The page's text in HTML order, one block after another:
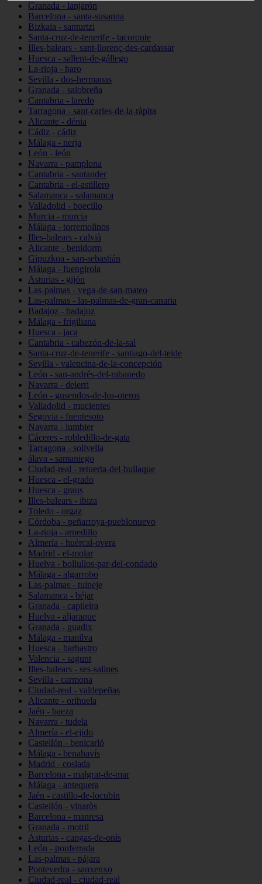
Granada - lanjarón
Barcelona - santa-susanna
Bizkaia - santurtzi
Santa-cruz-de-tenerife - tacoronte
Illes-balears - sant-llorenç-des-cardassar
Huesca - sallent-de-gállego
La-rioja - haro
Sevilla - dos-hermanas
Granada - salobreña
Cantabria - laredo
Tarragona - sant-carles-de-la-ràpita
Alicante - dénia
Cádiz - cádiz
Málaga - nerja
León - león
Navarra - pamplona
Cantabria - santander
Cantabria - el-astillero
Salamanca - salamanca
Valladolid - boecillo
Murcia - murcia
Málaga - torremolinos
Illes-balears - calvià
Alicante - benidorm
Gipuzkoa - san-sebastián
Málaga - fuengirola
Asturias - gijón
Las-palmas - vega-de-san-mateo
Las-palmas - las-palmas-de-gran-canaria
Badajoz - badajoz
Málaga - frigiliana
Huesca - jaca
Cantabria - cabezón-de-la-sal
Santa-cruz-de-tenerife - santiago-del-teide
Sevilla - valencina-de-la-concepción
León - san-andrés-del-rabanedo
Navarra - deierri
León - gusendos-de-los-oteros
Valladolid - mucientes
Segovia - fuentesoto
Navarra - lumbier
Cáceres - robledillo-de-gata
Tarragona - solivella
álava - samaniego
Ciudad-real - retuerta-del-bullaque
Huesca - el-grado
Huesca - graus
Illes-balears - ibiza
Toledo - orgaz
Córdoba - peñarroya-pueblonuevo
La-rioja - arnedillo
Almería - huércal-overa
Madrid - el-molar
Huelva - bollullos-par-del-condado
Málaga - algarrobo
Las-palmas - tuineje
Salamanca - béjar
Granada - capileira
Huelva - aljaraque
Granada - guadix
Málaga - manilva
Huesca - barbastro
Valencia - sagunt
Illes-balears - ses-salines
Sevilla - carmona
Ciudad-real - valdepeñas
Alicante - orihuela
Jaén - baeza
Navarra - tudela
Almería - el-ejido
Castellón - benicarló
Málaga - benahavís
Madrid - coslada
Barcelona - malgrat-de-mar
Málaga - antequera
Jaén - castillo-de-locubín
Castellón - vinaròs
Barcelona - manresa
Granada - motril
Asturias - cangas-de-onís
León - ponferrada
Las-palmas - pájara
Pontevedra - sanxenxo
Ciudad-real - ciudad-real